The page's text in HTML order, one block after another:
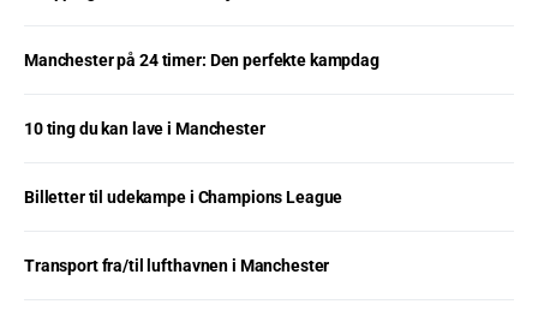
Manchester på 24 timer: Den perfekte kampdag
10 ting du kan lave i Manchester
Billetter til udekampe i Champions League
Transport fra/til lufthavnen i Manchester